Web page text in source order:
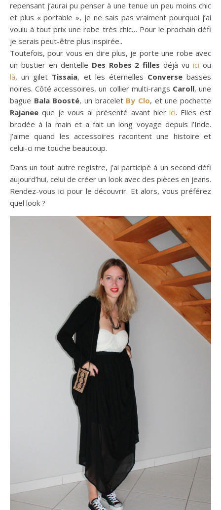
repensant j’aurai pu penser à une tenue un peu moins chic
et plus « portable », je ne sais pas vraiment pourquoi j’ai
voulu à tout prix une robe très chic… Pour le prochain défi
je serais peut-être plus inspirée..
Toutefois, pour vous en dire plus, je porte une robe avec
un bustier en dentelle Des Robes 2 filles déjà vuici ou
là, un gilet Tissaia, et les éternelles Conversebasses
noires. Côté accessoires, un collier multi-rangs Caroll, une
bague Bala Boosté, un bracelet By Clo, et une pochette
Rajanee que je vous ai présenté avant hierici. Elles est
brodée à la main et a fait un long voyage depuis l’Inde.
J’aime quand les accessoires racontent une histoire et
celui-ci me touche beaucoup.
Dans un tout autre registre, j’ai participé à un second défi
aujourd’hui, celui de créer un look avec des pièces en jeans.
Rendez-vous ici pour le découvrir. Et alors, vous préférez
quel look ?